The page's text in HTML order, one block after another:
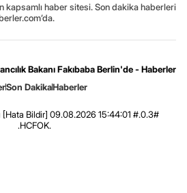
kapsamlı haber sitesi. Son dakika haberleri
Bakanı Fakıbaba Berlin'de - Haberler
Son DakikaHaberler
[Hata Bildir] 09.08.2026 15:44:01 #.0.3#
.HCFOK.